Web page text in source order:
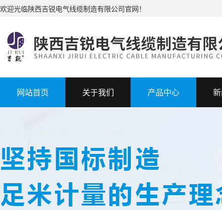
欢迎光临陕西吉锐电气线缆制造有限公司官网！
网站首页 关于我们 产品中心